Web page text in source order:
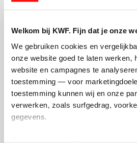
Welkom bij KWF. Fijn dat je onze
We gebruiken cookies en
onze website goed te laten werken,
website en campagnes te
toestemming — voor
toestemming kunnen wij en onze
verwerken, zoals surfgedrag,
gegevens.
Thomas's